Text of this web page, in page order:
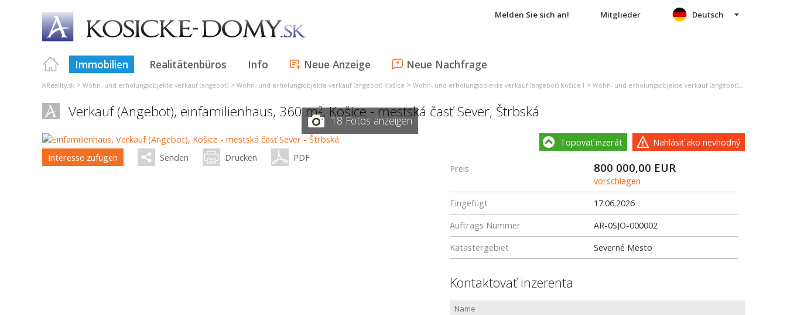
Melden Sie sich an! Mitglieder
Immobilien Realitätenbüros Info Neue Anzeige Neue Nachfrage
Deutsch
AReality.sk > Wohn- und erholungsobjekte verkauf (angebot) > Wohn- und erholungsobjekte verkauf (angebot) Košice > Wohn- und erholungsobjekte verkauf (angebot) Košice I > Wohn- und erholungsobjekte verkauf (angebot) Košice - mestská časť Sever
Verkauf (Angebot), einfamilienhaus, 360 m2,Košice - mestská časť Sever, Štrbská
18 Fotos anzeigen
Interesse zufügen Senden Drucken PDF
Topovať inzerát Nahlásiť ako nevhodný
Preis 800 000,00 EUR
vorschlagen
Eingefügt
17.06.2026
Auftrags Nummer
AR-0SJO-000002
Katastergebiet
Severné Mesto
Kontaktovať inzerenta